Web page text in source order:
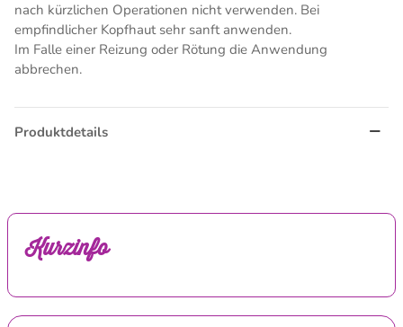
nach kürzlichen Operationen nicht verwenden. Bei
empfindlicher Kopfhaut sehr sanft anwenden.
Im Falle einer Reizung oder Rötung die Anwendung
abbrechen.
Produktdetails
Kurzinfo